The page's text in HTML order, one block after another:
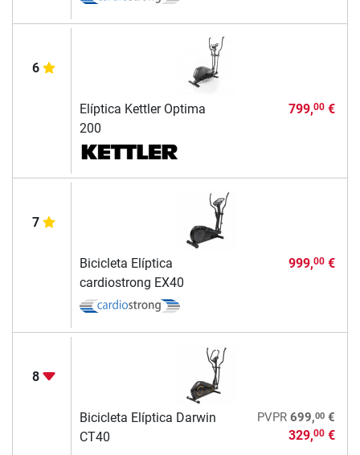
6
Elíptica Kettler Optima
200
799,00€
7
Bicicleta Elíptica
cardiostrong EX40
999,00€
8
Bicicleta Elíptica Darwin
CT40
PVPR 699,00€
329,00€